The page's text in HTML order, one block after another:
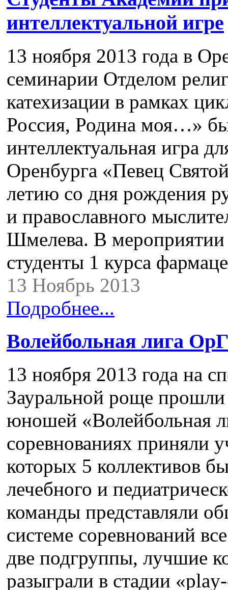
интеллектуальной игре
13 ноября 2013 года в
семинарии Отделом
катехизации в рамках
Россия, Родина моя…»
интеллектуальная игра
Оренбурга «Певец
летию со дня рождения
и православного
Шмелева. В мероприятии
студенты 1 курса
13 Ноябрь 2013
Подробнее...
Волейбольная лига
13 ноября 2013 года на
Зауральной роще прошли
юношей «Волейбольная
соревнованиях приняли
которых 5 коллективов
лечебного и
команды представляли
системе соревнований
две подгруппы, лучшие
разыграли в стадии